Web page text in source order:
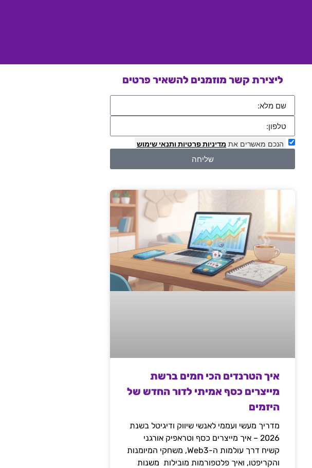
ליצירת קשר מוזמנים להשאיר פרטים
הנכם מאשרים את מדיניות פרטיות ותנאי שימוש
שליחה
איך הטרנדים הכי חמים ברשת
מייצרים כסף אמיתי לדור החדש של
היזמים
מדריך מעשי ועממי לאנשי שיווק ודיגיטל בשנת
2026 – איך מייצרים כסף וטראפיק אורגני
קשיח דרך עולמות ה-Web3, משחקי המיומנות
והקריפטו, ואיך פלטפורמות מובילות משנות